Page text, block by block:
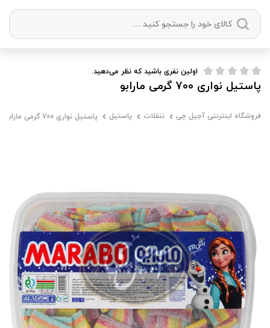
دسته بندی ها
آجیل میوه خشک زعفران
فروشگاه اینترنتی آجیل چی تنقلات پاستیل پاستیل نواری 700 گرمی مارابو
اولین نفری باشید که نظر می‌دهید.
پاستیل نواری 700 گرمی مارابو